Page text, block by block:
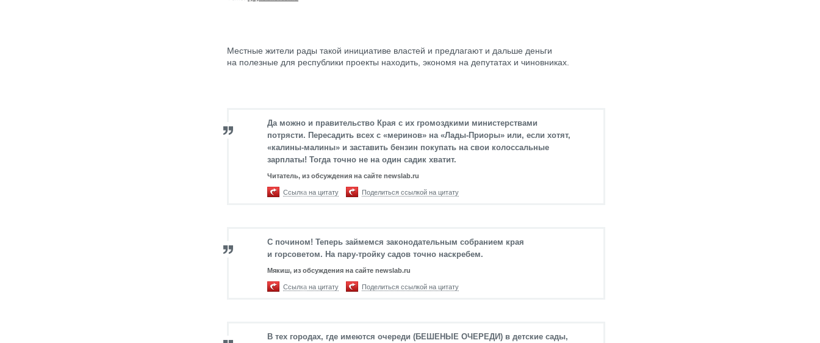
Местные жители рады такой инициативе властей и предлагают и дальше деньги
на полезные для республики проекты находить, экономя на депутатах и чиновниках.
Да можно и правительство Края с их громоздкими министерствами
потрясти. Пересадить всех с «меринов» на «Лады-Приоры» или, если хотят,
«калины-малины» и заставить бензин покупать на свои колоссальные
зарплаты! Тогда точно не на один садик хватит.
Читатель, из обсуждения на сайте newslab.ru
Ссылка на цитату Поделиться ссылкой на цитату
С почином! Теперь займемся законодательным собранием края
и горсоветом. На пару-тройку садов точно наскребем.
Мякиш, из обсуждения на сайте newslab.ru
Ссылка на цитату Поделиться ссылкой на цитату
В тех городах, где имеются очереди (БЕШЕНЫЕ ОЧЕРЕДИ) в детские сады,